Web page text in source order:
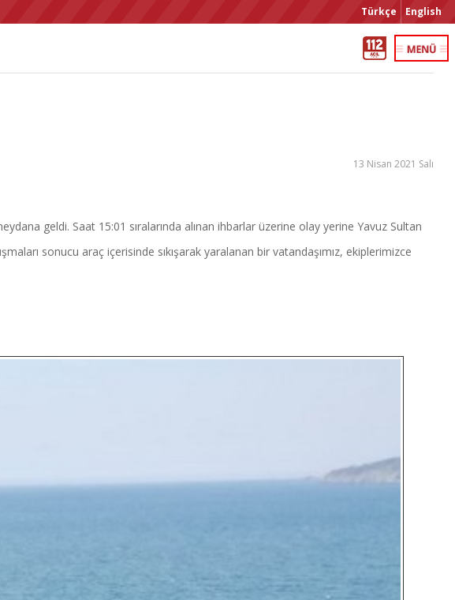
Türkçe English
13 Nisan 2021 Salı
geldi. Saat 15:01 sıralarında alınan ihbarlar üzerine olay yerine Yavuz Sultan
sonucu araç içerisinde sıkışarak yaralanan bir vatandaşımız, ekiplerimizce